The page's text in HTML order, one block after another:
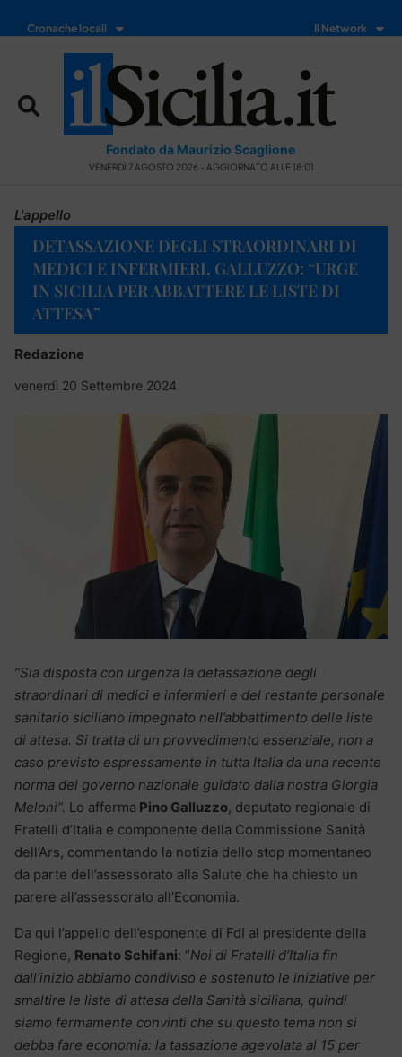
Cronache locali Il Network
Fondato da Maurizio Scaglione
VENERDÌ 7 AGOSTO 2026 - AGGIORNATO ALLE 18:01
L'appello
DETASSAZIONE DEGLI STRAORDINARI DI
MEDICI E INFERMIERI, GALLUZZO: “URGE
IN SICILIA PER ABBATTERE LE LISTE DI
ATTESA”
Redazione
venerdì 20 Settembre 2024
“Sia disposta con urgenza la detassazione degli
straordinari di medici e infermieri e del restante personale
sanitario siciliano impegnato nell’abbattimento delle liste
di attesa. Si tratta di un provvedimento essenziale, non a
caso previsto espressamente in tutta Italia da una recente
norma del governo nazionale guidato dalla nostra Giorgia
Meloni”. Lo afferma Pino Galluzzo, deputato regionale di
Fratelli d’Italia e componente della Commissione Sanità
dell’Ars, commentando la notizia dello stop momentaneo
da parte dell’assessorato alla Salute che ha chiesto un
parere all’assessorato all’Economia.
Da qui l’appello dell’esponente di FdI al presidente della
Regione, Renato Schifani: “Noi di Fratelli d’Italia fin
dall’inizio abbiamo condiviso e sostenuto le iniziative per
smaltire le liste di attesa della Sanità siciliana, quindi
siamo fermamente convinti che su questo tema non si
debba fare economia: la tassazione agevolata al 15 per